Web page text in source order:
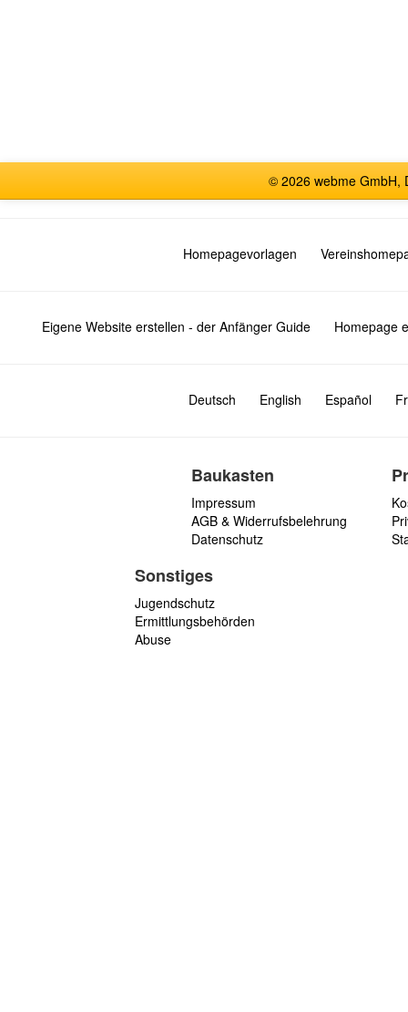
© 2026 webme GmbH,
Homepagevorlagen
Eigene Website erstellen - der Anfänger Guide Homepage
Deutsch English Español
Baukasten
Impressum
AGB & Widerrufsbelehrung
Datenschutz
Sonstiges
Jugendschutz
Ermittlungsbehörden
Abuse